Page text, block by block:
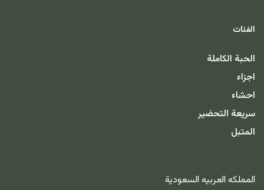
الفئات
الحبة الكاملة
اجزاء
احشاء
سريعة التحضير
المتبل
المملكه العربيه السعودية